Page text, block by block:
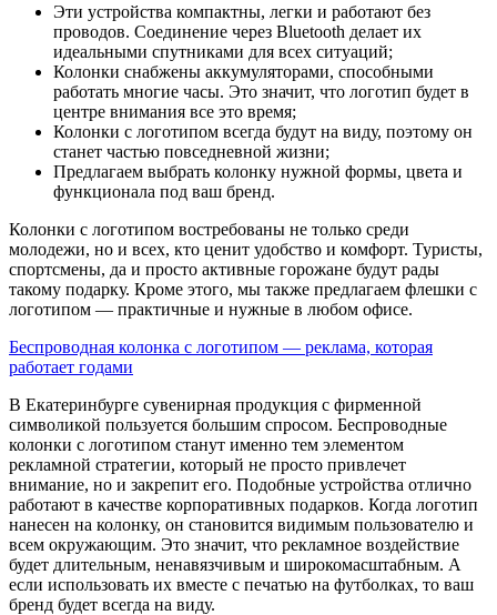
Эти устройства компактны, легки и работают без
проводов. Соединение через Bluetooth делает их
идеальными спутниками для всех ситуаций;
Колонки снабжены аккумуляторами, способными
работать многие часы. Это значит, что логотип будет в
центре внимания все это время;
Колонки с логотипом всегда будут на виду, поэтому он
станет частью повседневной жизни;
Предлагаем выбрать колонку нужной формы, цвета и
функционала под ваш бренд.
Колонки с логотипом востребованы не только среди
молодежи, но и всех, кто ценит удобство и комфорт. Туристы,
спортсмены, да и просто активные горожане будут рады
такому подарку. Кроме этого, мы также предлагаем флешки с
логотипом — практичные и нужные в любом офисе.
Беспроводная колонка с логотипом — реклама, которая
работает годами
В Екатеринбурге сувенирная продукция с фирменной
символикой пользуется большим спросом. Беспроводные
колонки с логотипом станут именно тем элементом
рекламной стратегии, который не просто привлечет
внимание, но и закрепит его. Подобные устройства отлично
работают в качестве корпоративных подарков. Когда логотип
нанесен на колонку, он становится видимым пользователю и
всем окружающим. Это значит, что рекламное воздействие
будет длительным, ненавязчивым и широкомасштабным. А
если использовать их вместе с печатью на футболках, то ваш
бренд будет всегда на виду.